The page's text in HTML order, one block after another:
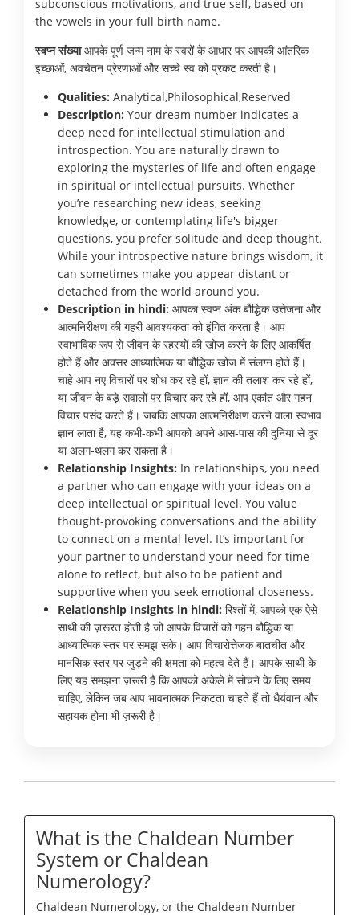
subconscious motivations, and true self, based on
the vowels in your full birth name.
स्वप्न संख्याआपके पूर्ण जन्म नाम के स्वरों के आधार पर आपकी आंतरिक
इच्छाओं, अवचेतन प्रेरणाओं और सच्चे स्व को प्रकट करती है।
Qualities: Analytical,Philosophical,Reserved
Description: Your dream number indicates a
deep need for intellectual stimulation and
introspection. You are naturally drawn to
exploring the mysteries of life and often engage
in spiritual or intellectual pursuits. Whether
you’re researching new ideas, seeking
knowledge, or contemplating life's bigger
questions, you prefer solitude and deep thought.
While your introspective nature brings wisdom, it
can sometimes make you appear distant or
detached from the world around you.
Description in hindi: आपका स्वप्न अंक बौद्धिक उत्तेजना और
आत्मनिरीक्षण की गहरी आवश्यकता को इंगित करता है। आप
स्वाभाविक रूप से जीवन के रहस्यों की खोज करने के लिए आकर्षित
होते हैं और अक्सर आध्यात्मिक या बौद्धिक खोज में संलग्न होते हैं।
चाहे आप नए विचारों पर शोध कर रहे हों, ज्ञान की तलाश कर रहे हों,
या जीवन के बड़े सवालों पर विचार कर रहे हों, आप एकांत और गहन
विचार पसंद करते हैं। जबकि आपका आत्मनिरीक्षण करने वाला स्वभाव
ज्ञान लाता है, यह कभी-कभी आपको अपने आस-पास की दुनिया से दूर
या अलग-थलग कर सकता है।
Relationship Insights: In relationships, you need
a partner who can engage with your ideas on a
deep intellectual or spiritual level. You value
thought-provoking conversations and the ability
to connect on a mental level. It’s important for
your partner to understand your need for time
alone to reflect, but also to be patient and
supportive when you seek emotional closeness.
Relationship Insights in hindi: रिश्तों में, आपको एक ऐसे
साथी की ज़रूरत होती है जो आपके विचारों को गहन बौद्धिक या
आध्यात्मिक स्तर पर समझ सके। आप विचारोत्तेजक बातचीत और
मानसिक स्तर पर जुड़ने की क्षमता को महत्व देते हैं। आपके साथी के
लिए यह समझना ज़रूरी है कि आपको अकेले में सोचने के लिए समय
चाहिए, लेकिन जब आप भावनात्मक निकटता चाहते हैं तो धैर्यवान और
सहायक होना भी ज़रूरी है।
What is the Chaldean Number
System or Chaldean
Numerology?
Chaldean Numerology, or the Chaldean Number